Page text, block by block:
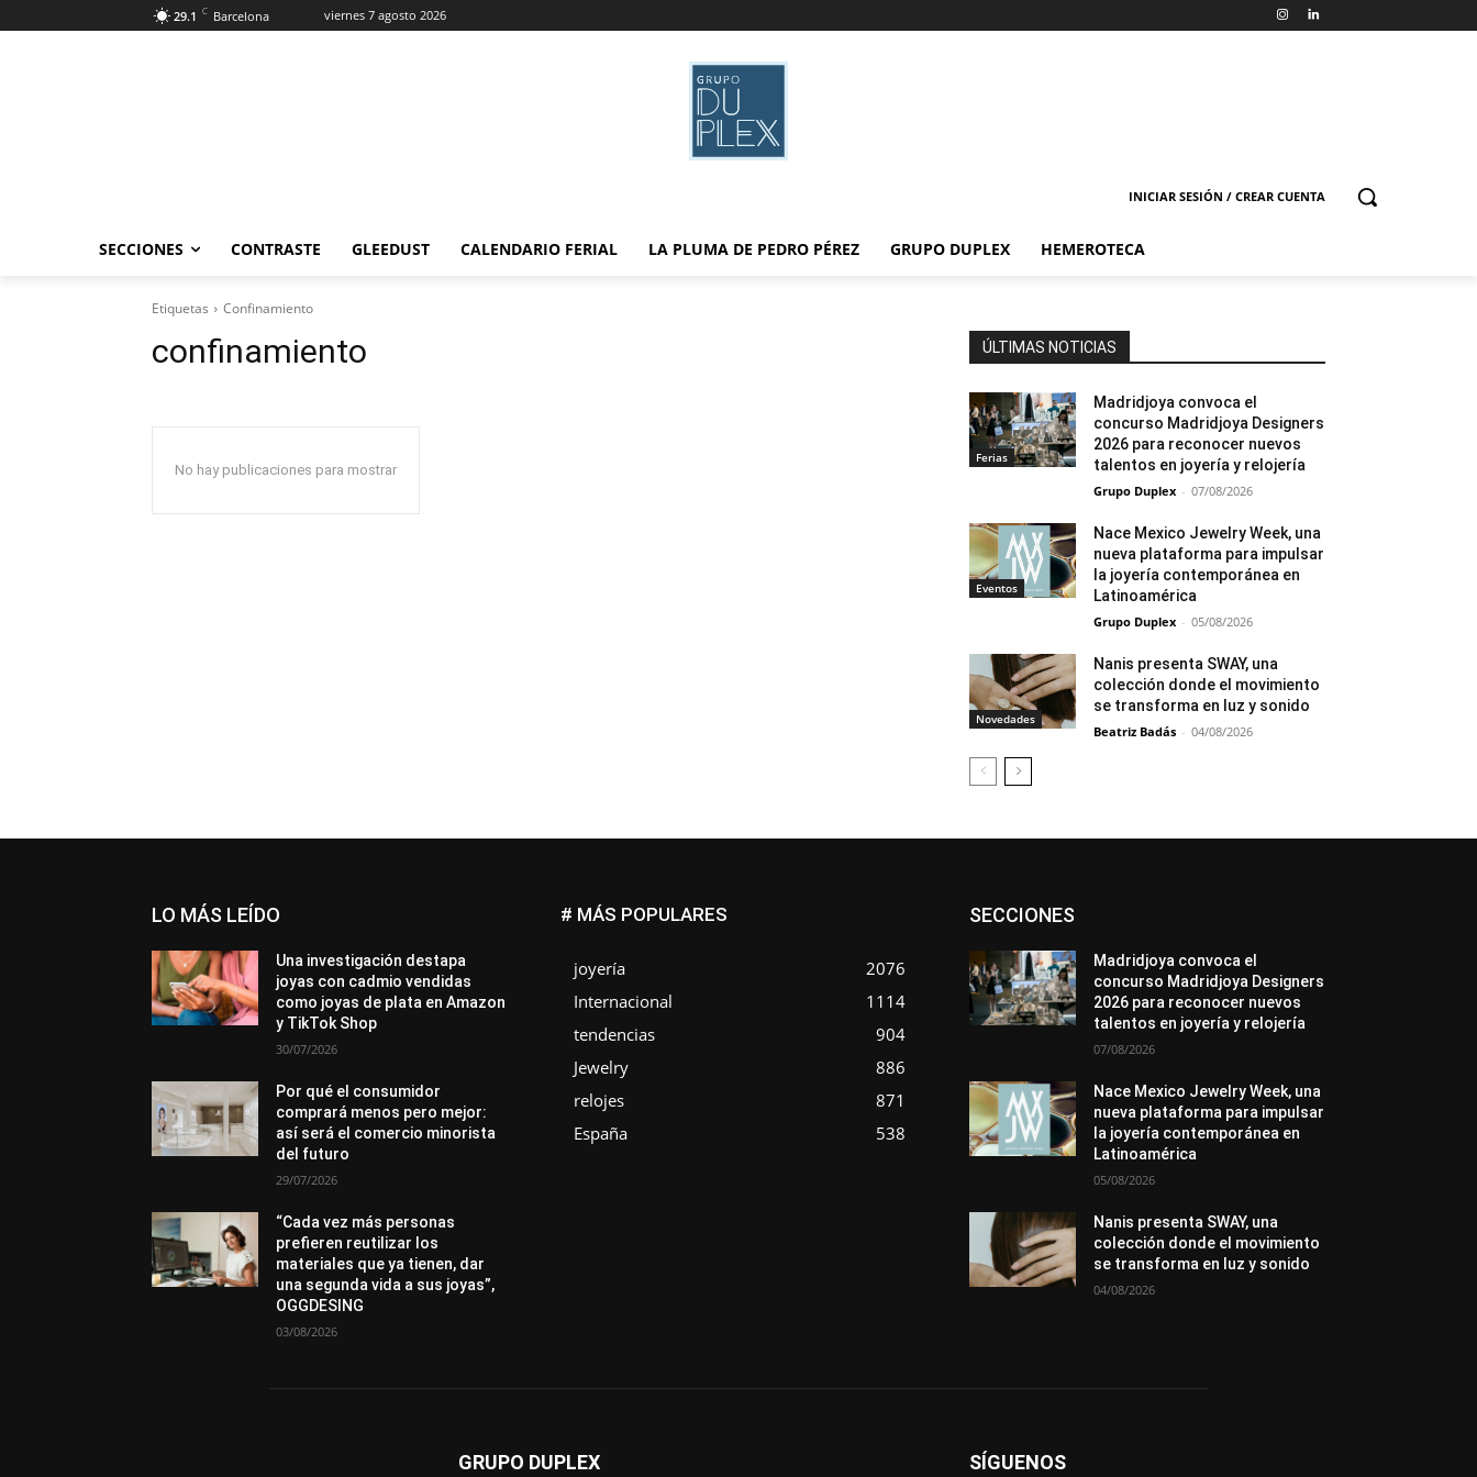
29.1 C Barcelona viernes 7 agosto 2026
INICIAR SESIÓN / CREAR CUENTA
SECCIONES CONTRASTE GLEEDUST CALENDARIO FERIAL LA PLUMA DE PEDRO PÉREZ GRUPO DUPLEX HEMEROTECA
Etiquetas Confinamiento
confinamiento
No hay publicaciones para mostrar
ÚLTIMAS NOTICIAS
Ferias
Madridjoya convoca el
concurso Madridjoya Designers
2026 para reconocer nuevos
talentos en joyería y relojería
Grupo Duplex - 07/08/2026
Eventos
Nace Mexico Jewelry Week, una
nueva plataforma para impulsar
la joyería contemporánea en
Latinoamérica
Grupo Duplex - 05/08/2026
Novedades
Nanis presenta SWAY, una
colección donde el movimiento
se transforma en luz y sonido
Beatriz Badás - 04/08/2026
LO MÁS LEÍDO
Una investigación destapa
joyas con cadmio vendidas
como joyas de plata en Amazon
y TikTok Shop
30/07/2026
Por qué el consumidor
comprará menos pero mejor:
así será el comercio minorista
del futuro
29/07/2026
“Cada vez más personas
prefieren reutilizar los
materiales que ya tienen, dar
una segunda vida a sus joyas”,
OGGDESING
03/08/2026
# MÁS POPULARES
joyería
2076
Internacional
1114
tendencias
904
Jewelry
886
relojes
871
España
538
SECCIONESAsociaciones
En tendencia
In memoriam
La Pluma de Pedro Pérez
México
Mundo Técnico
Novedades
Opiniones
Perspectiva
Premios
Secciones
Sin categoría
Sucesos
Madridjoya convoca el
concurso Madridjoya Designers
2026 para reconocer nuevos
talentos en joyería y relojería
07/08/2026
Nace Mexico Jewelry Week, una
nueva plataforma para impulsar
la joyería contemporánea en
Latinoamérica
05/08/2026
Nanis presenta SWAY, una
colección donde el movimiento
se transforma en luz y sonido
04/08/2026
GRUPO DUPLEX SÍGUENOS